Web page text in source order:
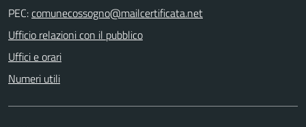
PEC:
Ufficio relazioni con il pubblico
Uffici e orari
Numeri utili